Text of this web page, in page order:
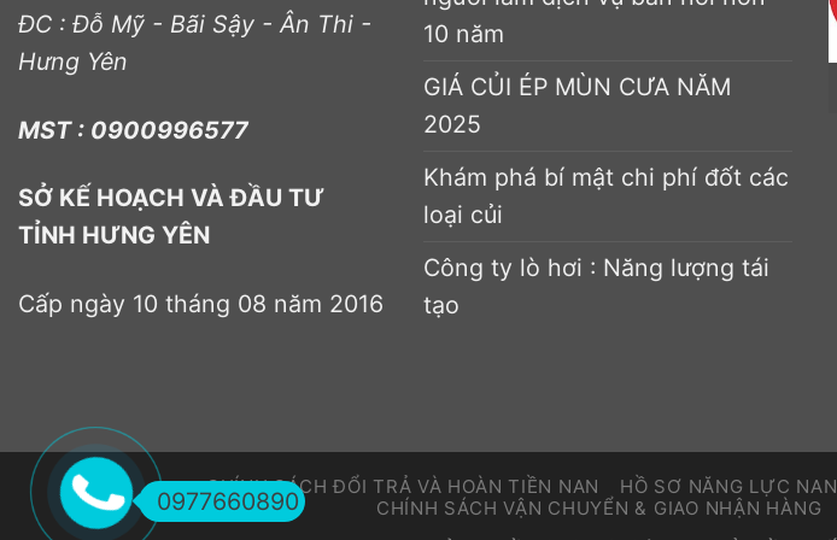
ĐC : Đỗ Mỹ - Bãi Sậy - Ân Thi -
Hưng Yên
MST : 0900996577
SỞ KẾ HOẠCH VÀ ĐẦU TƯ
TỈNH HƯNG YÊN
Cấp ngày 10 tháng 08 năm 2016
10 năm
GIÁ CỦI ÉP MÙN CƯA NĂM
2025
Khám phá bí mật chi phí đốt các
loại củi
Công ty lò hơi : Năng lượng tái
tạo
CHÍNH SÁCH ĐỔI TRẢ VÀ HOÀN TIỀN NAN HỒ SƠ NĂNG LỰC NAN
CHÍNH SÁCH VẬN CHUYỂN & GIAO NHẬN HÀNG
0977660890